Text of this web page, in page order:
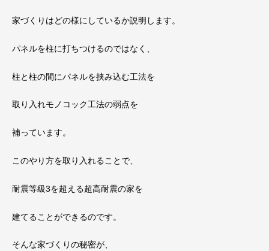
家づくりはどの様にしているか説明します。
パネルを柱に打ちつけるのではなく、
柱と柱の間にパネルを挟み込む工法を
取り入れモノコック工法の弱点を
補っています。
このやり方を取り入れることで、
耐震等級3を超える超高耐震の家を
建てることができるのです。
そんな家づくりの秘密が、